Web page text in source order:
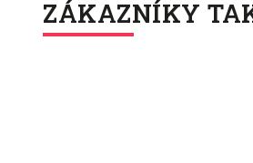
ZÁKAZNÍKY